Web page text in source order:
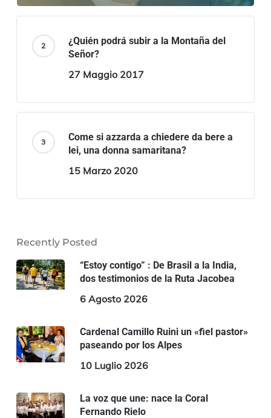
¿Quién podrá subir a la Montaña del
Señor?
27 Maggio 2017
Come si azzarda a chiedere da bere a
lei, una donna samaritana?
15 Marzo 2020
Recently Posted
“Estoy contigo” : De Brasil a la India,
dos testimonios de la Ruta Jacobea
6 Agosto 2026
Cardenal Camillo Ruini un «fiel pastor»
paseando por los Alpes
10 Luglio 2026
La voz que une: nace la Coral
Fernando Rielo